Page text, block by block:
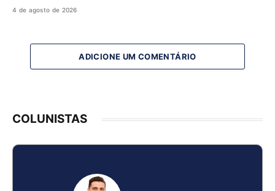
4 de agosto de 2026
ADICIONE UM COMENTÁRIO
COLUNISTAS